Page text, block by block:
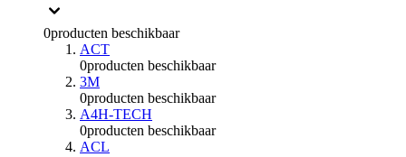
0producten beschikbaar
ACT
0producten beschikbaar
3M
0producten beschikbaar
A4H-TECH
0producten beschikbaar
ACL